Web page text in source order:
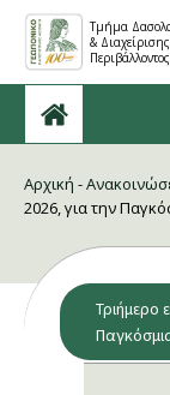
Τμήμα
&
Περιβάλλοντος
Αρχική -
2026, για την
Τριήμερο